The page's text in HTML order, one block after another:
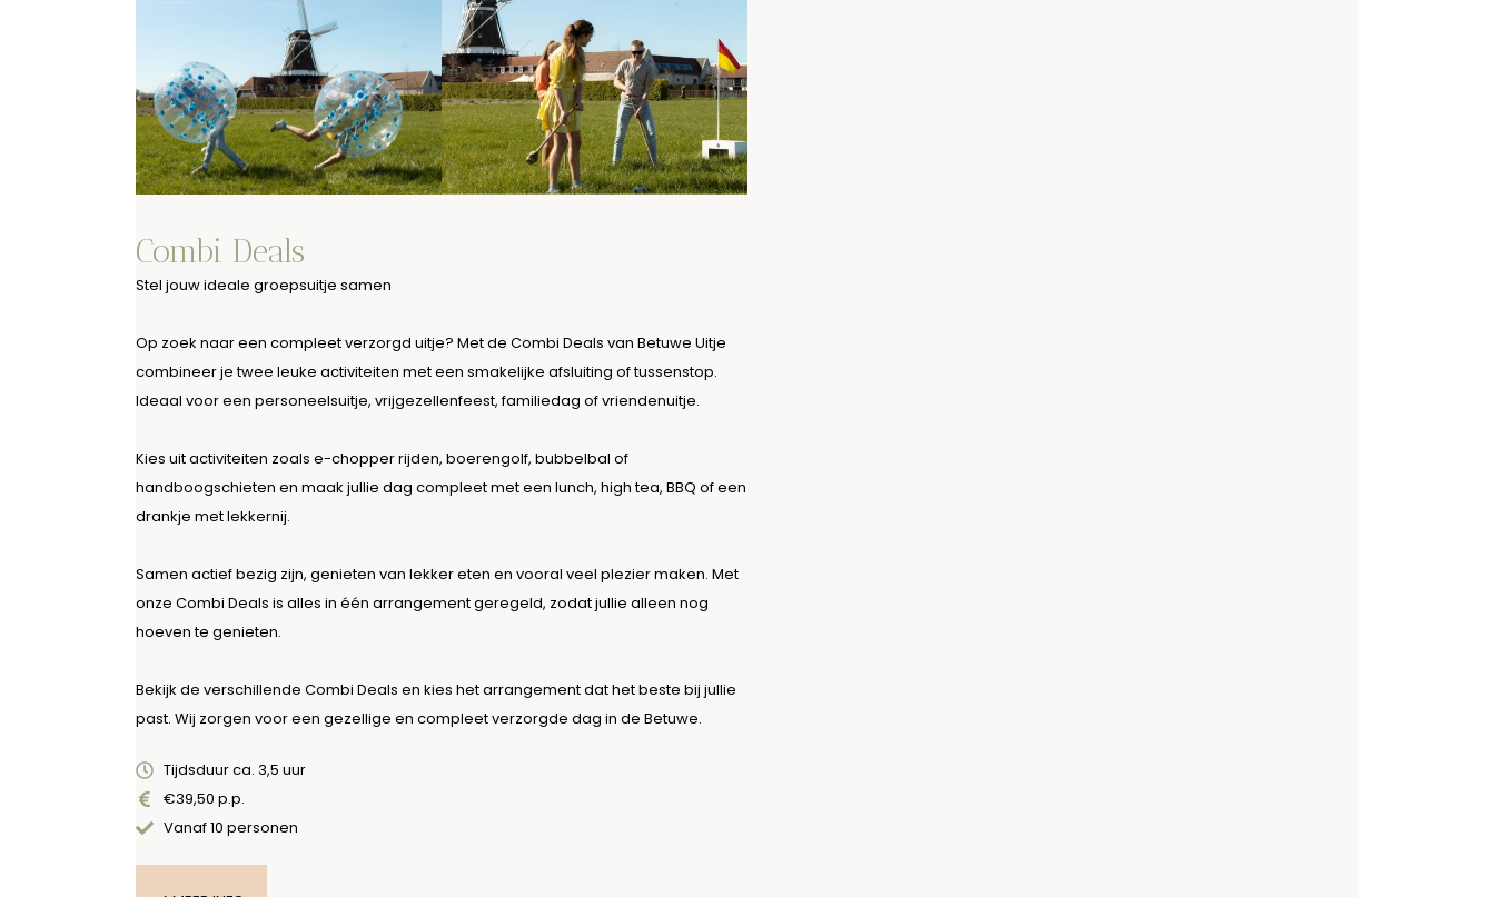
Combi Deals
Stel jouw ideale groepsuitje samen
Op zoek naar een compleet verzorgd uitje? Met de Combi Deals van Betuwe Uitje
combineer je twee leuke activiteiten met een smakelijke afsluiting of tussenstop.
Ideaal voor een personeelsuitje, vrijgezellenfeest, familiedag of vriendenuitje.
Kies uit activiteiten zoals e-chopper rijden, boerengolf, bubbelbal of
handboogschieten en maak jullie dag compleet met een lunch, high tea, BBQ of een
drankje met lekkernij.
Samen actief bezig zijn, genieten van lekker eten en vooral veel plezier maken. Met
onze Combi Deals is alles in één arrangement geregeld, zodat jullie alleen nog
hoeven te genieten.
Bekijk de verschillende Combi Deals en kies het arrangement dat het beste bij jullie
past. Wij zorgen voor een gezellige en compleet verzorgde dag in de Betuwe.
Tijdsduur ca. 3,5 uur
€39,50 p.p.
Vanaf 10 personen